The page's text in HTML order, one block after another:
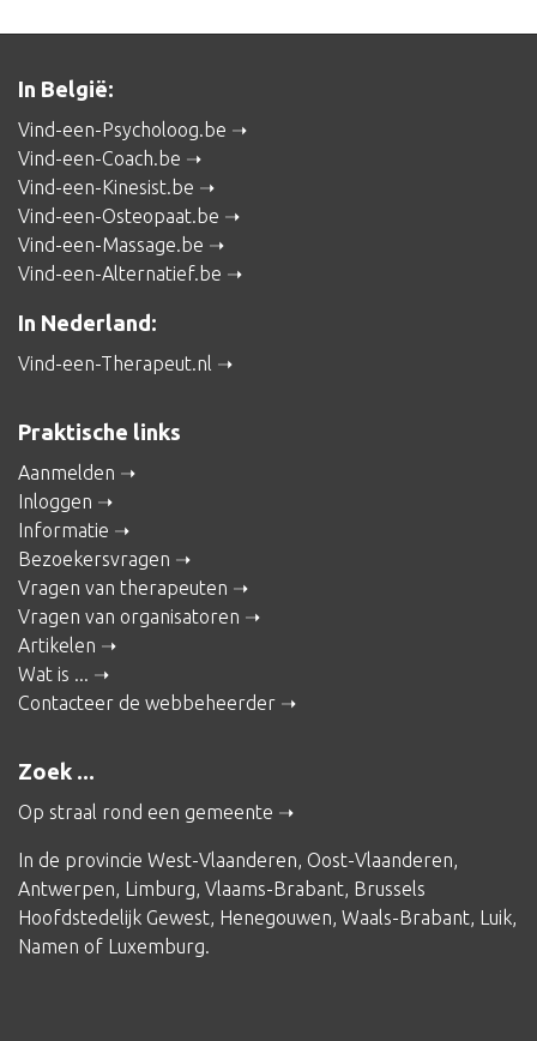
In België:
Vind-een-Psycholoog.be
Vind-een-Coach.be
Vind-een-Kinesist.be
Vind-een-Osteopaat.be
Vind-een-Massage.be
Vind-een-Alternatief.be
In Nederland:
Vind-een-Therapeut.nl
Praktische links
Aanmelden
Inloggen
Informatie
Bezoekersvragen
Vragen van therapeuten
Vragen van organisatoren
Artikelen
Wat is ...
Contacteer de webbeheerder
Zoek ...
Op straal rond een gemeente
In de provincie West-Vlaanderen, Oost-Vlaanderen,
Antwerpen, Limburg, Vlaams-Brabant, Brussels
Hoofdstedelijk Gewest, Henegouwen, Waals-Brabant, Luik,
Namen of Luxemburg.